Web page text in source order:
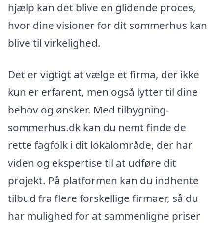
hjælp kan det blive en glidende proces,
hvor dine visioner for dit sommerhus kan
blive til virkelighed.
Det er vigtigt at vælge et firma, der ikke
kun er erfarent, men også lytter til dine
behov og ønsker. Med tilbygning-
sommerhus.dk kan du nemt finde de
rette fagfolk i dit lokalområde, der har
viden og ekspertise til at udføre dit
projekt. På platformen kan du indhente
tilbud fra flere forskellige firmaer, så du
har mulighed for at sammenligne priser